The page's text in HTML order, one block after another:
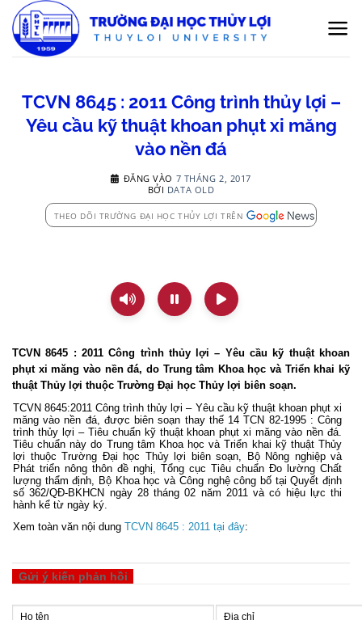
qua
nội
TCVN 8645 : 2011 Công trình thủy lợi –
Yêu cầu kỹ thuật khoan phụt xi măng
vào nền đá
ĐĂNG VÀO 7 THÁNG 2, 2017
BỞI DATA OLD
THEO DÕI TRƯỜNG ĐẠI HỌC THỦY LỢI TRÊN
TCVN 8645 : 2011 Công trình thủy lợi – Yêu cầu kỹ thuật khoan
phụt xi măng vào nền đá, do Trung tâm Khoa học và Triển khai kỹ
thuật Thủy lợi thuộc Trường Đại học Thủy lợi biên soạn.
TCVN 8645:2011 Công trình thủy lợi – Yêu cầu kỹ thuật khoan phụt xi
măng vào nền đá, được biên soạn thay thế 14 TCN 82-1995 : Công
trình thủy lợi – Tiêu chuẩn kỹ thuật khoan phụt xi măng vào nền đá.
Tiêu chuẩn này do Trung tâm Khoa học và Triển khai kỹ thuật Thủy
lợi thuộc Trường Đại học Thủy lợi biên soạn, Bộ Nông nghiệp và
Phát triển nông thôn đề nghị, Tổng cục Tiêu chuẩn Đo lường Chất
lượng thẩm định, Bộ Khoa học và Công nghệ công bố tại Quyết định
số 362/QĐ-BKHCN ngày 28 tháng 02 năm 2011 và có hiệu lực thi
hành kể từ ngày ký.
Xem toàn văn nội dung TCVN 8645 : 2011 tại đây:
Gửi ý kiến phản hồi